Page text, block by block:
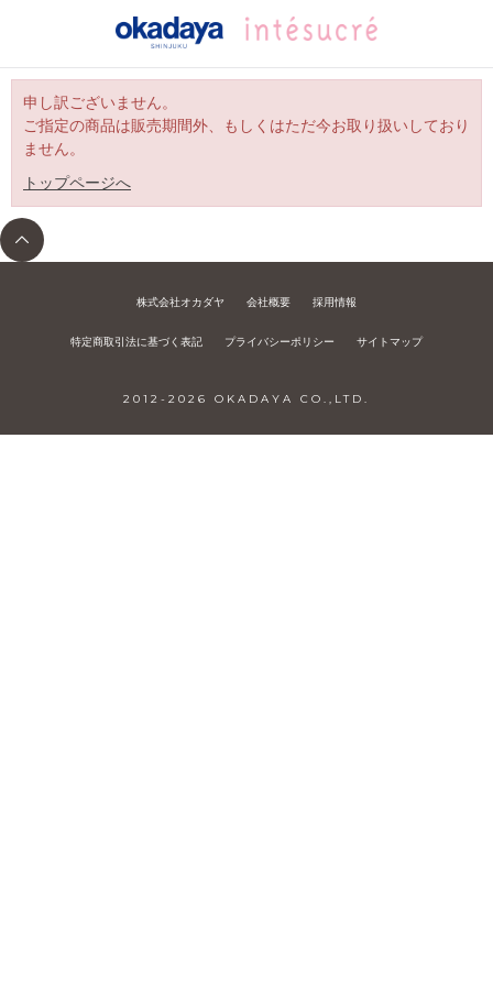
申し訳ございません。
ご指定の商品は販売期間外、もしくはただ今お取り扱いしており
ません。
トップページへ
株式会社オカダヤ 会社概要 採用情報
特定商取引法に基づく表記 プライバシーポリシー サイトマップ
2012- 2026 OKADAYA CO.,LTD.